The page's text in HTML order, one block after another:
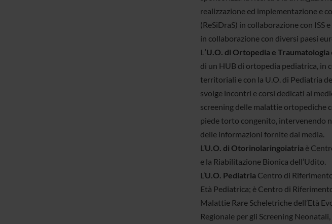
realizzazione ed implementazione e
(ReSiDraS) in collaborazione con ISS
in collaborazione con diversi paesi
L ’U.O. di Ortopedia e Traumatologia
di un HUB di ortopedia pediatrica, in
territoriali e con la U.O. di Pediatria
svolge incontri e corsi dedicati ai
screening delle malattie ortopediche
piede torto congenito, intervenendo
delle informazioni fornite dai media.
L’U.O. di Otorinolaringoiatriaè
e la Riabilitazione Bionica dell’Udito.
L’U.O. PediatriaCentro di
Età Pediatrica; è Centro di
Malattie Rare Scheletriche dell’Età
Regionale per gli Screening